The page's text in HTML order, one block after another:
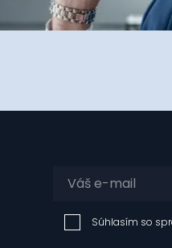
Súhlasím so